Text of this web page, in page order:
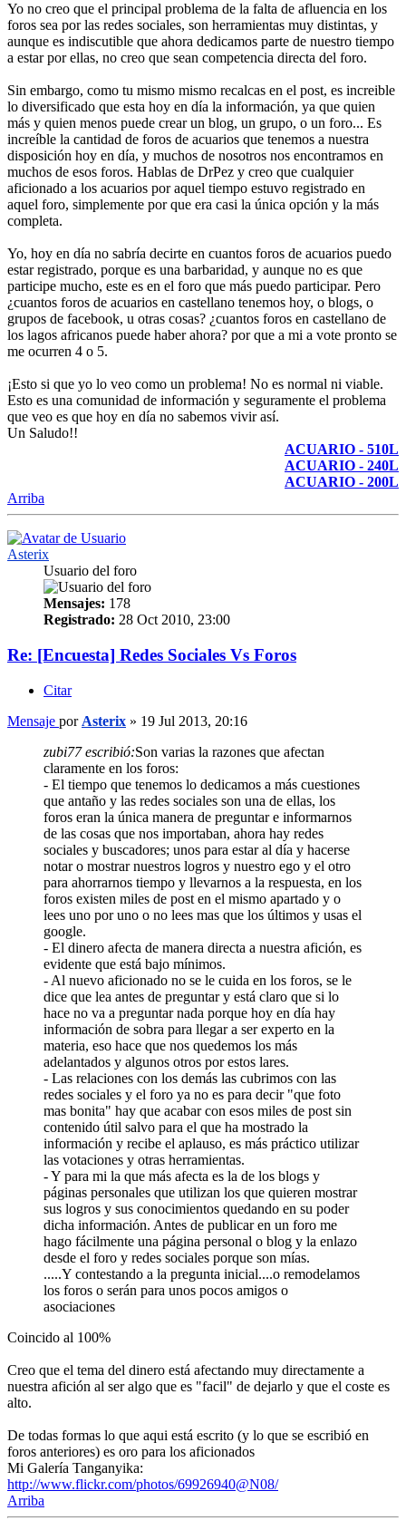
Yo no creo que el principal problema de la falta de afluencia en los
foros sea por las redes sociales, son herramientas muy distintas, y
aunque es indiscutible que ahora dedicamos parte de nuestro tiempo
a estar por ellas, no creo que sean competencia directa del foro.
Sin embargo, como tu mismo mismo recalcas en el post, es increible
lo diversificado que esta hoy en día la información, ya que quien
más y quien menos puede crear un blog, un grupo, o un foro... Es
increíble la cantidad de foros de acuarios que tenemos a nuestra
disposición hoy en día, y muchos de nosotros nos encontramos en
muchos de esos foros. Hablas de DrPez y creo que cualquier
aficionado a los acuarios por aquel tiempo estuvo registrado en
aquel foro, simplemente por que era casi la única opción y la más
completa.
Yo, hoy en día no sabría decirte en cuantos foros de acuarios puedo
estar registrado, porque es una barbaridad, y aunque no es que
participe mucho, este es en el foro que más puedo participar. Pero
¿cuantos foros de acuarios en castellano tenemos hoy, o blogs, o
grupos de facebook, u otras cosas? ¿cuantos foros en castellano de
los lagos africanos puede haber ahora? por que a mi a vote pronto se
me ocurren 4 o 5.
¡Esto si que yo lo veo como un problema! No es normal ni viable.
Esto es una comunidad de información y seguramente el problema
que veo es que hoy en día no sabemos vivir así.
Un Saludo!!
ACUARIO - 510L
ACUARIO - 240L
ACUARIO - 200L
Arriba
Asterix
Usuario del foro
Mensajes: 178
Registrado: 28 Oct 2010, 23:00
Re: [Encuesta] Redes Sociales Vs Foros
Citar
Mensaje por Asterix » 19 Jul 2013, 20:16
zubi77 escribió:Son varias la razones que afectan
claramente en los foros:
- El tiempo que tenemos lo dedicamos a más cuestiones
que antaño y las redes sociales son una de ellas, los
foros eran la única manera de preguntar e informarnos
de las cosas que nos importaban, ahora hay redes
sociales y buscadores; unos para estar al día y hacerse
notar o mostrar nuestros logros y nuestro ego y el otro
para ahorrarnos tiempo y llevarnos a la respuesta, en los
foros existen miles de post en el mismo apartado y o
lees uno por uno o no lees mas que los últimos y usas el
google.
- El dinero afecta de manera directa a nuestra afición, es
evidente que está bajo mínimos.
- Al nuevo aficionado no se le cuida en los foros, se le
dice que lea antes de preguntar y está claro que si lo
hace no va a preguntar nada porque hoy en día hay
información de sobra para llegar a ser experto en la
materia, eso hace que nos quedemos los más
adelantados y algunos otros por estos lares.
- Las relaciones con los demás las cubrimos con las
redes sociales y el foro ya no es para decir "que foto
mas bonita" hay que acabar con esos miles de post sin
contenido útil salvo para el que ha mostrado la
información y recibe el aplauso, es más práctico utilizar
las votaciones y otras herramientas.
- Y para mi la que más afecta es la de los blogs y
páginas personales que utilizan los que quieren mostrar
sus logros y sus conocimientos quedando en su poder
dicha información. Antes de publicar en un foro me
hago fácilmente una página personal o blog y la enlazo
desde el foro y redes sociales porque son mías.
.....Y contestando a la pregunta inicial....o remodelamos
los foros o serán para unos pocos amigos o
asociaciones
Coincido al 100%
Creo que el tema del dinero está afectando muy directamente a
nuestra afición al ser algo que es "facil" de dejarlo y que el coste es
alto.
De todas formas lo que aqui está escrito (y lo que se escribió en
foros anteriores) es oro para los aficionados
Mi Galería Tanganyika:
http://www.flickr.com/photos/69926940@N08/
Arriba